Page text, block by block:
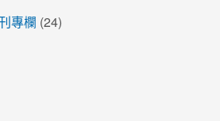
專欄 (24)